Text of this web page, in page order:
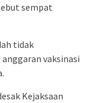
sempat
tidak
vaksinasi
Kejaksaan